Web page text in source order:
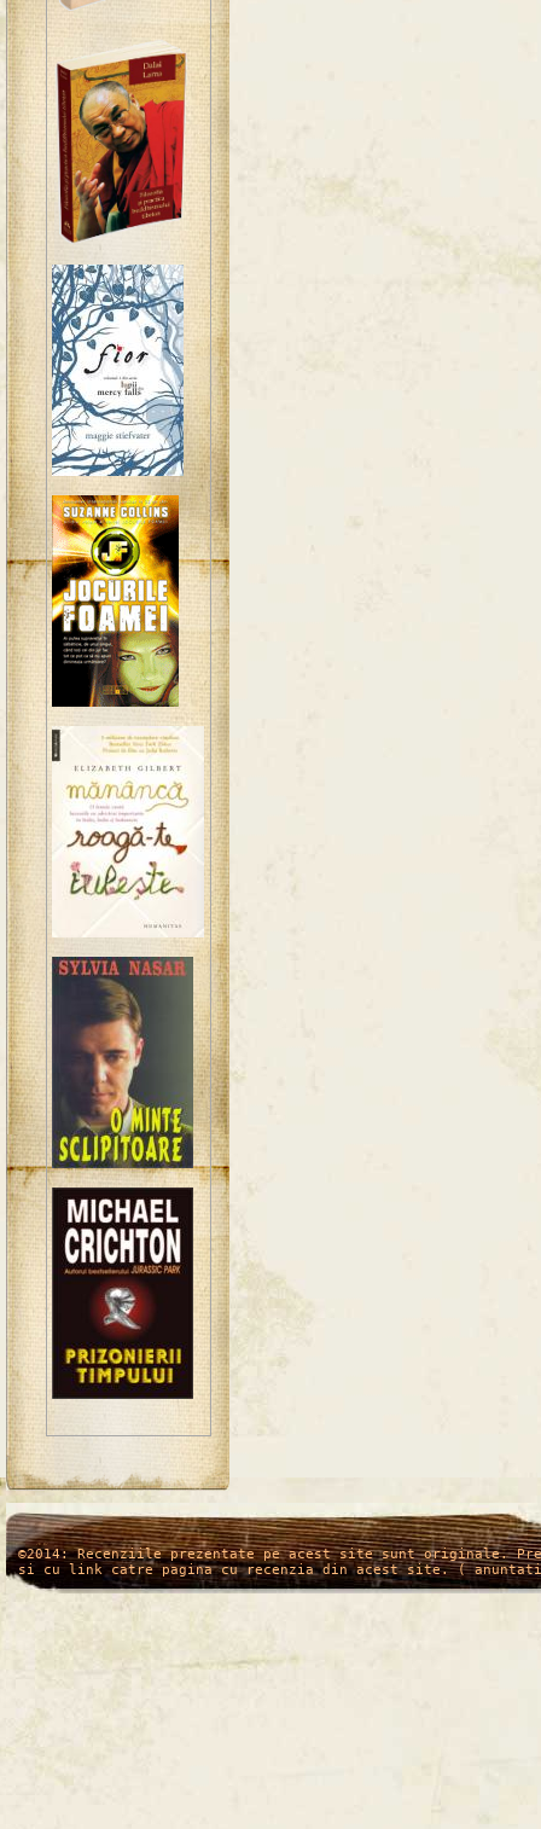
/* */
©2014: Recenziile prezentate pe acest site sunt originale.
si cu link catre pagina cu recenzia din acest site. (